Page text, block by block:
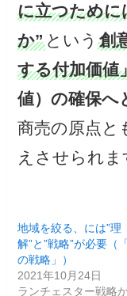
に立つため
か” という創
する付加価値
値）の確保へ
商売の原点と
えさせられま
地域を絞る、には”理
解”と”戦略”が必要（
の戦略」）
2021年10月24日
ランチェスター戦略